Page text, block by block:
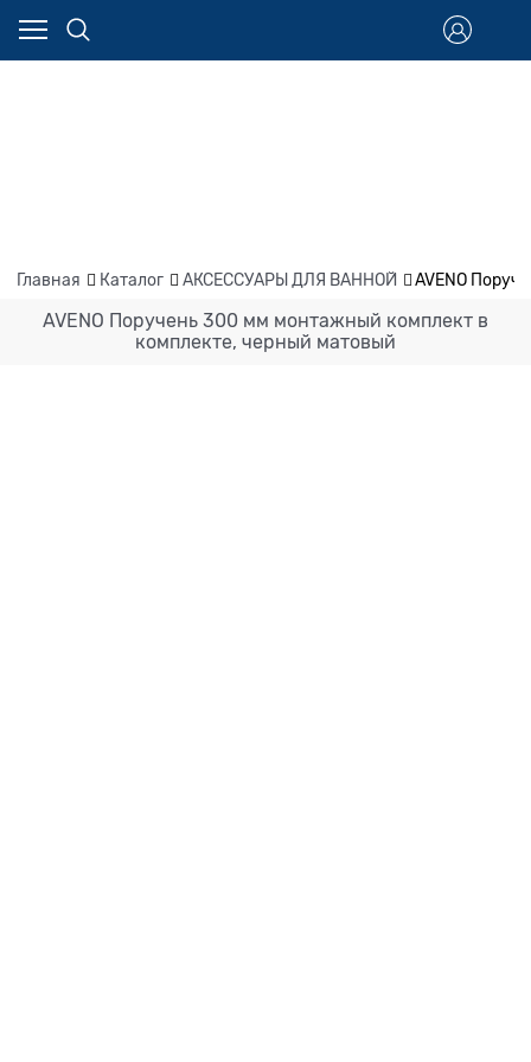
Главная Каталог АКСЕССУАРЫ ДЛЯ ВАННОЙ AVENO
AVENO Поручень 300 мм монтажный комплект в
комплекте, черный матовый